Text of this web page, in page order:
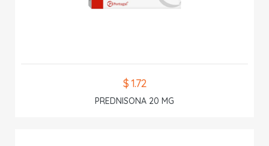
$ 1.72
PREDNISONA 20 MG